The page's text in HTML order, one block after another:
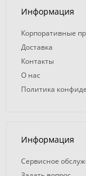
Информация
Корпоративные
Доставка
Контакты
О нас
Политика
Информация
Сервисное